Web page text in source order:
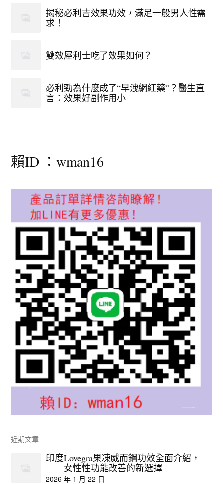
揭秘必利吉效果功效，滿足一般男人性需
求！
雙效犀利士吃了效果如何？
必利勁為什麼成了“早洩網紅藥”？醫生直
言：效果好副作用小
賴ID ：wman16
近期文章
印度Lovegra果凍威而鋼功效全面介紹，
——女性性功能改善的新選擇
2026 年 1 月 22 日